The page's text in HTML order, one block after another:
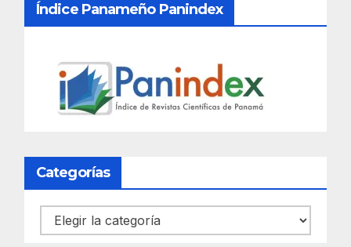
Índice Panameño Panindex
Categorías
Categorías